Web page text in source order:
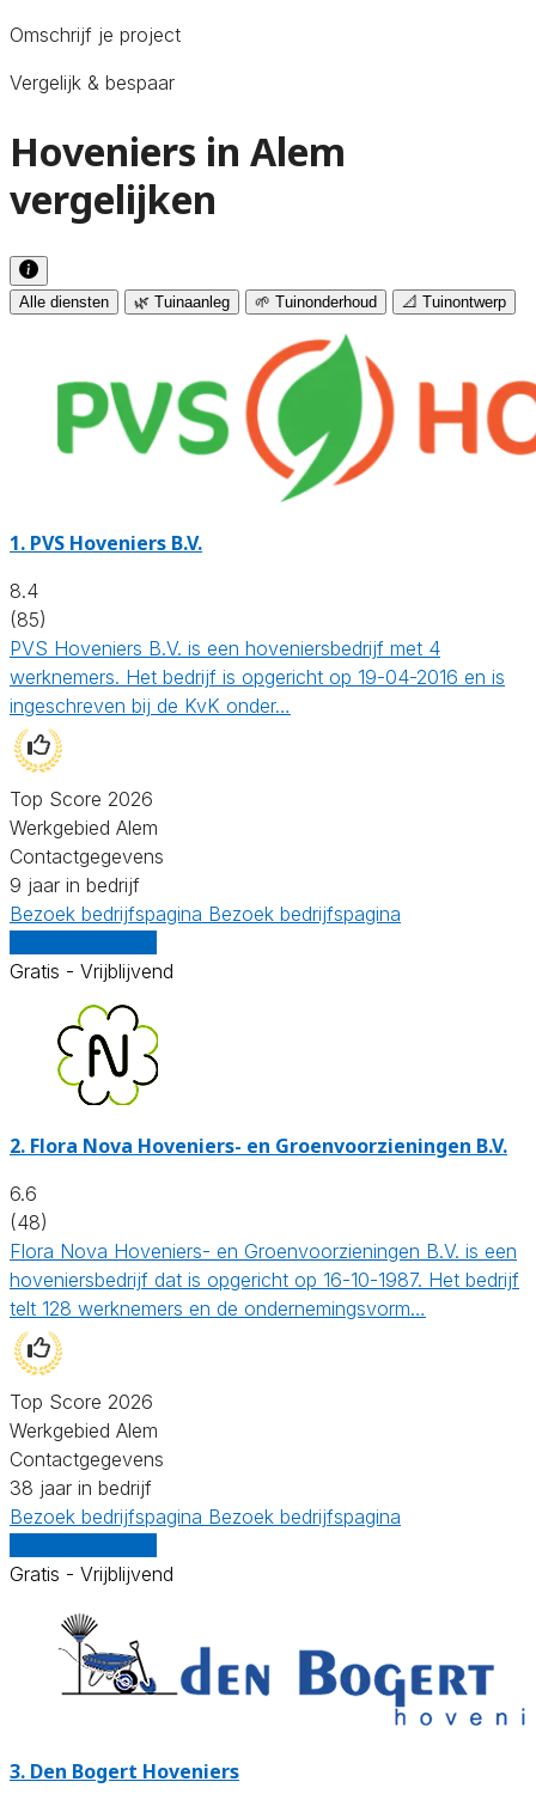
Omschrijf je project
Vergelijk & bespaar
Hoveniers in Alem
vergelijken
Alle diensten 🌿 Tuinaanleg 🌱 Tuinonderhoud 📐 Tuinontwerp
1. PVS Hoveniers B.V.
8.4
(85)
PVS Hoveniers B.V. is een hoveniersbedrijf met 4
werknemers. Het bedrijf is opgericht op 19-04-2016 en is
ingeschreven bij de KvK onder…
Top Score 2026
Werkgebied Alem
Contactgegevens
9 jaar in bedrijf
Bezoek bedrijfspagina Bezoek bedrijfspagina
Gratis - Vrijblijvend
2. Flora Nova Hoveniers- en Groenvoorzieningen B.V.
6.6
(48)
Flora Nova Hoveniers- en Groenvoorzieningen B.V. is een
hoveniersbedrijf dat is opgericht op 16-10-1987. Het bedrijf
telt 128 werknemers en de ondernemingsvorm…
Top Score 2026
Werkgebied Alem
Contactgegevens
38 jaar in bedrijf
Bezoek bedrijfspagina Bezoek bedrijfspagina
Gratis - Vrijblijvend
3. Den Bogert Hoveniers